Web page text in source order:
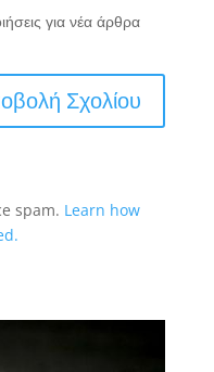
για νέα άρθρα
spam. Learn how